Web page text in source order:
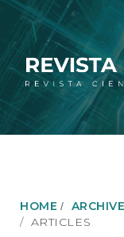
M
a
n
N
a
g
n
M
HOME
ARTICLES